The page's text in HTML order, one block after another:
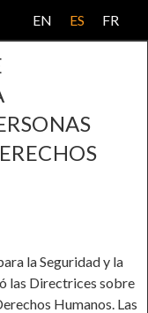
EN ES FR
la Seguridad y la
las Directrices sobre
Humanos. Las